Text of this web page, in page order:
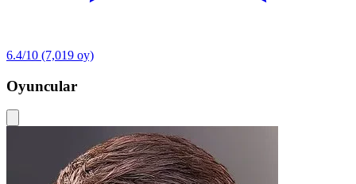
6.4/10 (7,019 oy)
Oyuncular